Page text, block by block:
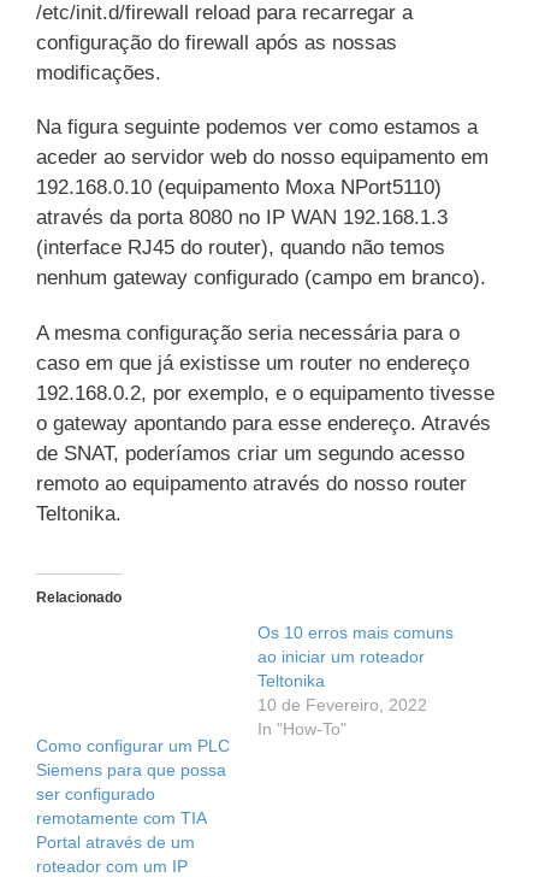
/etc/init.d/firewall reload para recarregar a
configuração do firewall após as nossas
modificações.
Na figura seguinte podemos ver como estamos a
aceder ao servidor web do nosso equipamento em
192.168.0.10 (equipamento Moxa NPort5110)
através da porta 8080 no IP WAN 192.168.1.3
(interface RJ45 do router), quando não temos
nenhum gateway configurado (campo em branco).
A mesma configuração seria necessária para o
caso em que já existisse um router no endereço
192.168.0.2, por exemplo, e o equipamento tivesse
o gateway apontando para esse endereço. Através
de SNAT, poderíamos criar um segundo acesso
remoto ao equipamento através do nosso router
Teltonika.
Relacionado
Como configurar um PLC
Siemens para que possa
ser configurado
remotamente com TIA
Portal através de um
roteador com um IP
Os 10 erros mais comuns
ao iniciar um roteador
Teltonika
10 de Fevereiro, 2022
In "How-To"